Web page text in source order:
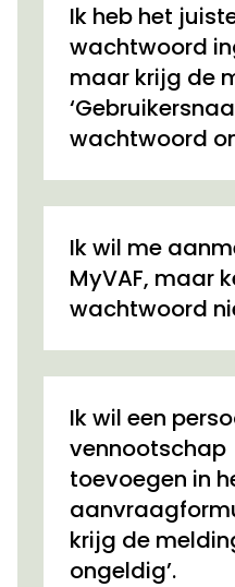
Ik heb het
wachtwoord
maar krijg de
wachtwoord
Ik wil me
MyVAF, maar
wachtwoord
Ik wil een
vennootschap
toevoegen in
krijg de
ongeldig’.